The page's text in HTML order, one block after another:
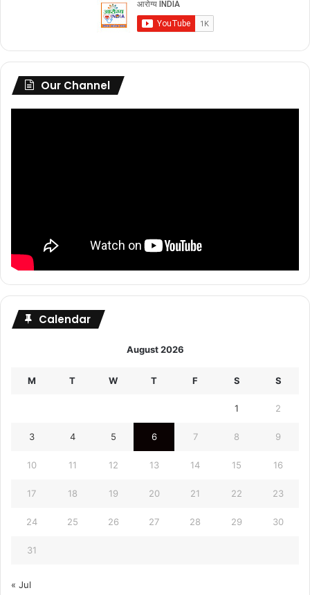
Our Channel
Calendar
August 2026
M T W T F S S
1 2
3 4 5 6 7 8 9
10 11 12 13 14 15 16
17 18 19 20 21 22 23
24 25 26 27 28 29 30
31
« Jul